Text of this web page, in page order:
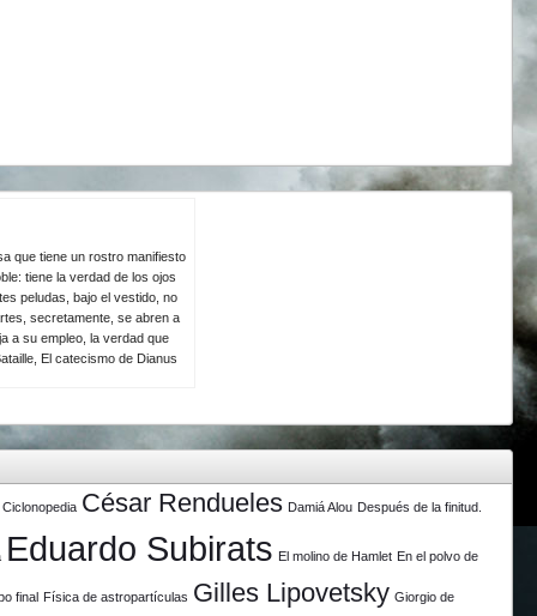
que tiene un rostro manifiesto
tiene la verdad de los ojos
peludas, bajo el vestido, no
secretamente, se abren a
a su empleo, la verdad que
El catecismo de Dianus
Ciclonopedia César Rendueles Damiá Alou Después de la finitud.
Eduardo Subirats El molino de Hamlet En el polvo de
final Física de astropartículas Gilles Lipovetsky Giorgio de